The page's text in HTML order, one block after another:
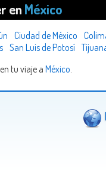
en México
Ciudad de México
San Luis de Potosí
tu viaje aMéxico.